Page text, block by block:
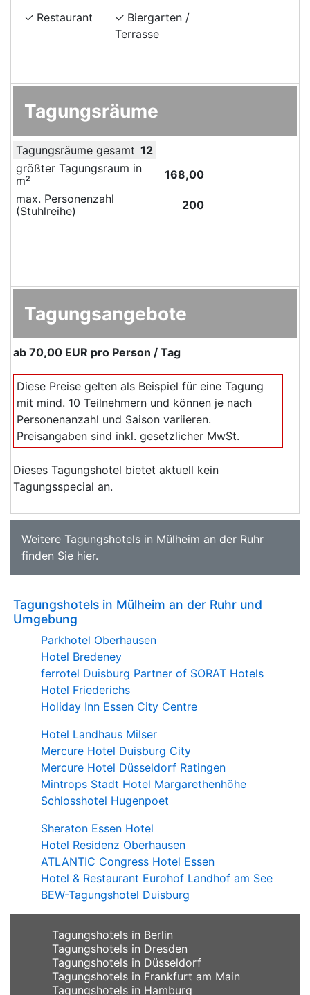
Restaurant
Biergarten /
Terrasse
Tagungsräume
Tagungsräume gesamt 12
größter Tagungsraum in
m²
168,00
max. Personenzahl
(Stuhlreihe)
200
Tagungsangebote
ab 70,00 EUR pro Person / Tag
Diese Preise gelten als Beispiel für eine Tagung
mit mind. 10 Teilnehmern und können je nach
Personenanzahl und Saison variieren.
Preisangaben sind inkl. gesetzlicher MwSt.
Dieses Tagungshotel bietet aktuell kein
Tagungsspecial an.
Weitere Tagungshotels in Mülheim an der Ruhr
finden Sie hier.
Tagungshotels in Mülheim an der Ruhr und
Umgebung
Parkhotel Oberhausen
Hotel Bredeney
ferrotel Duisburg Partner of SORAT Hotels
Hotel Friederichs
Holiday Inn Essen City Centre
Hotel Landhaus Milser
Mercure Hotel Duisburg City
Mercure Hotel Düsseldorf Ratingen
Mintrops Stadt Hotel Margarethenhöhe
Schlosshotel Hugenpoet
Sheraton Essen Hotel
Hotel Residenz Oberhausen
ATLANTIC Congress Hotel Essen
Hotel & Restaurant Eurohof Landhof am See
BEW-Tagungshotel Duisburg
Tagungshotels in Berlin
Tagungshotels in Dresden
Tagungshotels in Düsseldorf
Tagungshotels in Frankfurt am Main
Tagungshotels in Hamburg